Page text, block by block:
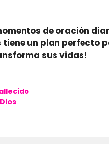
de oración
un plan perfecto
sus vidas!